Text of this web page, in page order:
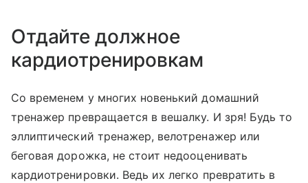
Отдайте должное
кардиотренировкам
Со временем у многих новенький домашний
тренажер превращается в вешалку. И зря! Будь то
эллиптический тренажер, велотренажер или
беговая дорожка, не стоит недооценивать
кардиотренировки. Ведь их легко превратить в